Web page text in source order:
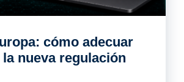
cómo adecuar
nueva regulación